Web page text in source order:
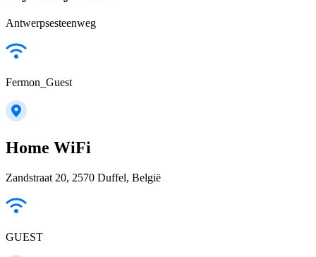
Antwerpsesteenweg
Fermon_Guest
Home WiFi
Zandstraat 20, 2570 Duffel, België
GUEST